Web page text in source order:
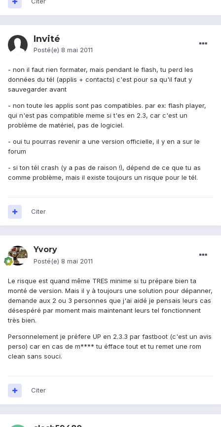
Invité
Posté(e) 8 mai 2011
- non il faut rien formater, mais pendant le flash, tu perd les
données du tél (applis + contacts) c'est pour sa qu'il faut y
sauvegarder avant
- non toute les applis sont pas compatibles. par ex: flash player,
qui n'est pas compatible meme si t'es en 2.3, car c'est un
problème de matériel, pas de logiciel.
- oui tu pourras revenir a une version officielle, il y en a sur le
forum
- si ton tél crash (y a pas de raison !), dépend de ce que tu as
comme problème, mais il existe toujours un risque pour le tél.
Citer
Yvory
Posté(e) 8 mai 2011
Le risque est quand même TRES minime si tu prépare bien ta
monté de version. Mais il y à toujours une solution pour dépanner,
demande aux 2 ou 3 personnes que j'ai aidé je pensais leurs cas
désespéré par moment mais maintenant leurs tel fonctionnent
très bien.
Personnelement je préfere UP en 2.3.3 par fastboot (c'est un avis
perso) car en cas de m**** tu éfface tout et tu remet une rom
clean sans souci.
Citer